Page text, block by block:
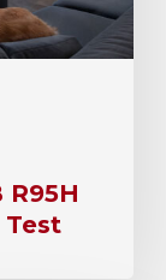
R95H
Test